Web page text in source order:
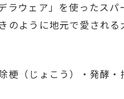
ウェア」を使ったス
のように地元で愛され
梗（じょこう）・発酵